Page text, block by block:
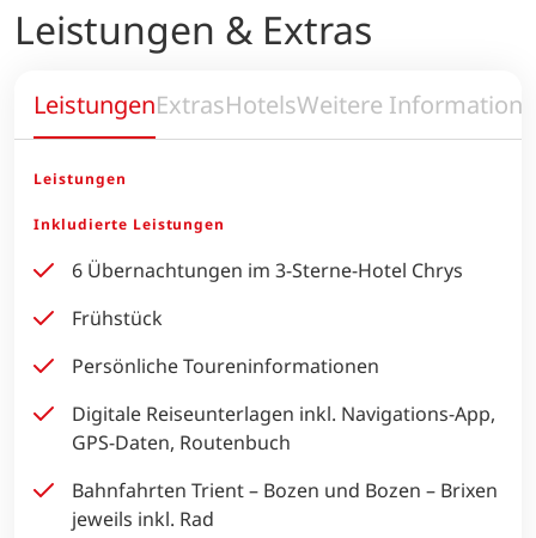
Leistungen & Extras
LeistungenExtrasHotelsWeitere
Leistungen
Inkludierte Leistungen
6 Übernachtungen im 3-Sterne-Hotel Chrys
Frühstück
Persönliche Toureninformationen
Digitale Reiseunterlagen inkl. Navigations-App,
GPS-Daten, Routenbuch
Bahnfahrten Trient – Bozen und Bozen – Brixen
jeweils inkl. Rad